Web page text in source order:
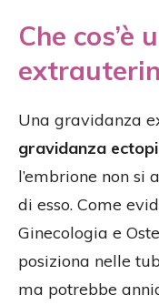
Che cos’è
Una gravidanza
gravidanza
l’embrione non si
di esso. Come
Ginecologia e
posiziona nelle
ma potrebbe